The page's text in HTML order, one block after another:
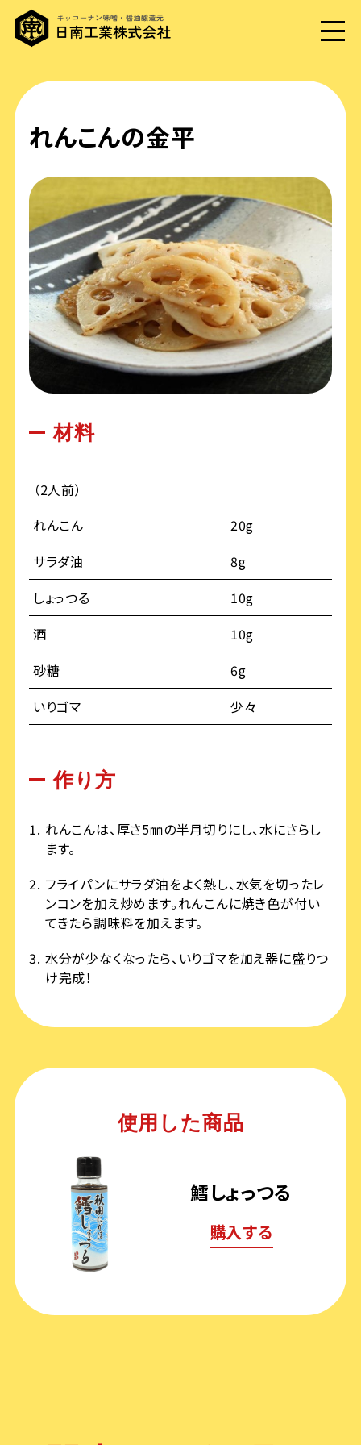
れんこんの金平
材料
（2人前）
れんこん
20g
サラダ油
8g
しょっつる
10g
酒
10g
砂糖
6g
いりゴマ
少々
作り方
れんこんは、厚さ5㎜の半月切りにし、水にさらし
ます。
フライパンにサラダ油をよく熱し、水気を切ったレ
ンコンを加え炒めます。れんこんに焼き色が付い
てきたら調味料を加えます。
水分が少なくなったら、いりゴマを加え器に盛りつ
け完成！
使用した商品
鱈しょっつる
購入する